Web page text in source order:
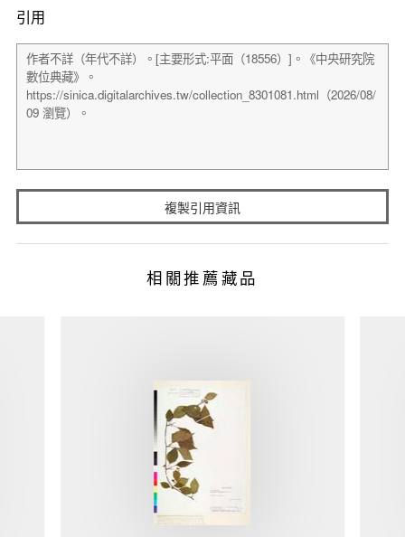
引用
複製引用資訊
相關推薦藏品